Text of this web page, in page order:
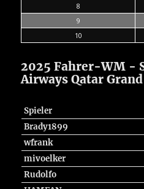
8
9
10
2025 Fahrer-WM -
Airways Qatar
Spieler
Brady1899
wfrank
mivoelker
Rudolfo